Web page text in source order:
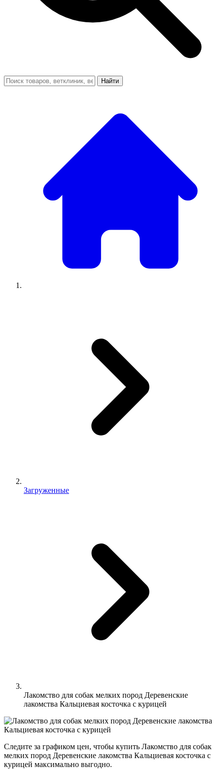
Найти
Загруженные
Лакомство для собак мелких пород Деревенские
лакомства Кальциевая косточка с курицей
Следите за графиком цен, чтобы купить Лакомство для собак
мелких пород Деревенские лакомства Кальциевая косточка с
курицей максимально выгодно.